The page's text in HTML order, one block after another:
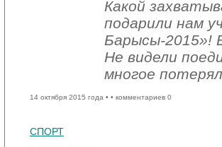
Какой
подарили нам
Барысы-2015»!
Не видели
многое
14 октября 2015 года • • комментариев 0
СПОРТ